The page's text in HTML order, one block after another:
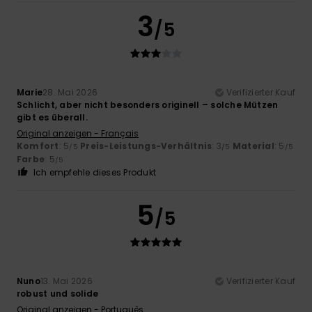
3/5
Marie28. Mai 2026
Verifizierter Kauf
Schlicht, aber nicht besonders originell – solche Mützen
gibt es überall.
Original anzeigen - Français
Komfort: 5/5 Preis-Leistungs-Verhältnis: 3/5 Material: 5 /5
Farbe: 5/5
Ich empfehle dieses Produkt
5/5
Nuno13. Mai 2026
Verifizierter Kauf
robust und solide
Original anzeigen - Português